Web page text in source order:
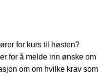
for kurs til høsten?
for å melde inn ønske om
om om hvilke krav som